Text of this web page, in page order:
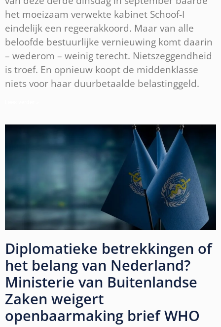
het moeizaam verwekte kabinet Schoof-I
eindelijk een regeerakkoord. Maar van alle
beloofde bestuurlijke vernieuwing komt daarin
– wederom – weinig terecht. Nietszeggendheid
is troef. En opnieuw koopt de middenklasse
niets voor haar duurbetaalde belastinggeld.
Diplomatieke betrekkingen of
het belang van Nederland?
Ministerie van Buitenlandse
Zaken weigert
openbaarmaking brief WHO